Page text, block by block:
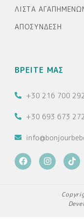
ΛΊΣΤΑ
ΑΠΟΣΎΝΔΕΣΗ
ΒΡΕΙΤΕ ΜΑΣ
+30 216 700
+30 693 673
F
a
c
I
n
s
T
i
k
k